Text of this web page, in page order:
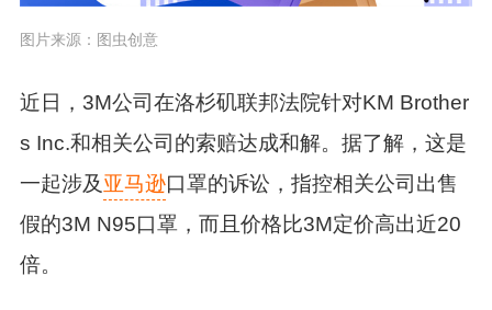
图片来源：图虫创意
近日，3M公司在洛杉矶联邦法院针对KM Brother
s Inc.和相关公司的索赔达成和解。据了解，这是
一起涉及亚马逊口罩的诉讼，指控相关公司出售
假的3M N95口罩，而且价格比3M定价高出近20
倍。